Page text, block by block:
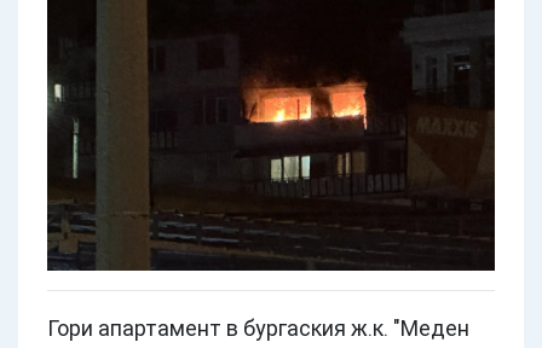
Гори апартамент в бургаския ж.к. "Меден